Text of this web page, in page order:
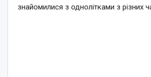
знайомилися з однолітками з різних